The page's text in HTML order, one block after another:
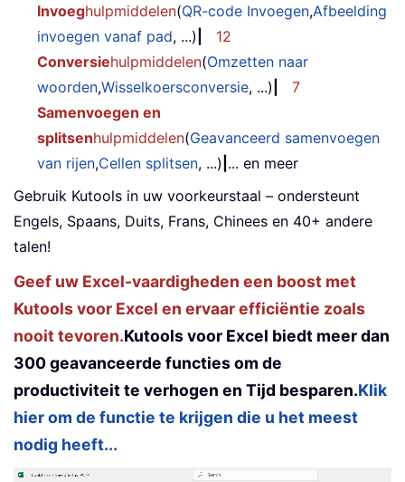
Invoeghulpmiddelen(QR-code Invoegen,Afbeelding
invoegen vanaf pad, ...)
12
Conversiehulpmiddelen(Omzetten naar
woorden,Wisselkoersconversie, ...)
7
Samenvoegen en
splitsenhulpmiddelen(Geavanceerd samenvoegen
van rijen,Cellen splitsen, ...) ... en meer
Gebruik Kutools in uw voorkeurstaal – ondersteunt
Engels, Spaans, Duits, Frans, Chinees en 40+ andere
talen!
Geef uw Excel-vaardigheden een boost met
Kutools voor Excel en ervaar efficiëntie zoals
nooit tevoren.Kutools voor Excel biedt meer dan
300 geavanceerde functies om de
productiviteit te verhogen en Tijd besparen.Klik
hier om de functie te krijgen die u het meest
nodig heeft...